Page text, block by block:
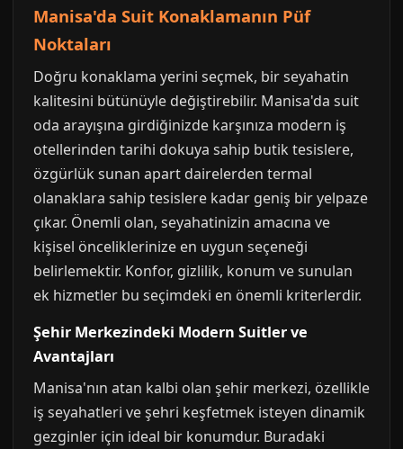
Manisa'da Suit Konaklamanın Püf
Noktaları
Doğru konaklama yerini seçmek, bir seyahatin
kalitesini bütünüyle değiştirebilir. Manisa'da suit
oda arayışına girdiğinizde karşınıza modern iş
otellerinden tarihi dokuya sahip butik tesislere,
özgürlük sunan apart dairelerden termal
olanaklara sahip tesislere kadar geniş bir yelpaze
çıkar. Önemli olan, seyahatinizin amacına ve
kişisel önceliklerinize en uygun seçeneği
belirlemektir. Konfor, gizlilik, konum ve sunulan
ek hizmetler bu seçimdeki en önemli kriterlerdir.
Şehir Merkezindeki Modern Suitler ve
Avantajları
Manisa'nın atan kalbi olan şehir merkezi, özellikle
iş seyahatleri ve şehri keşfetmek isteyen dinamik
gezginler için ideal bir konumdur. Buradaki